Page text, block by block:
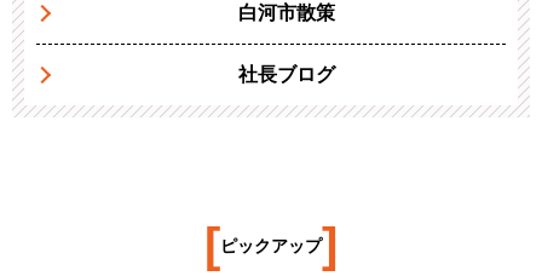
白河市散策
社長ブログ
[ピックアップ]